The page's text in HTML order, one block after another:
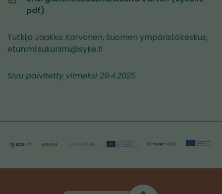
pdf)
(siirryt
toiseen
Tutkija Jaakko Karvonen, Suomen ympäristökeskus,
etunimi.sukunimi@syke.fi
Sivu päivitetty viimeksi 29.4.2025